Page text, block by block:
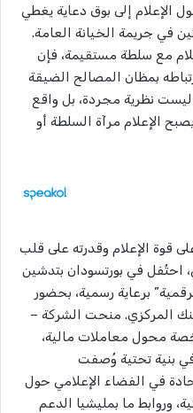
الإعلام إلى بوق دعاية يغطي
في جريمة الخيانة العامة.
مع سلطة مستقيمة، فإن
بمظان المصالح الضيقة
نظرية مجردة، بل واقع
الإعلام مرآة السلطة أو
قوة الإعلام وقدرته على قلب
احتُفل في بورتسودان بتدشين
برعاية رسمية، بحضور
المركزي. منحت الشركة –
حديثاً في أواخر 2025 – رخصة محول معاملات مالية،
في بنية تحتية وُصفت
حادة في الفضاء الإعلامي حول
وروابط ما بمليشيا الدعم